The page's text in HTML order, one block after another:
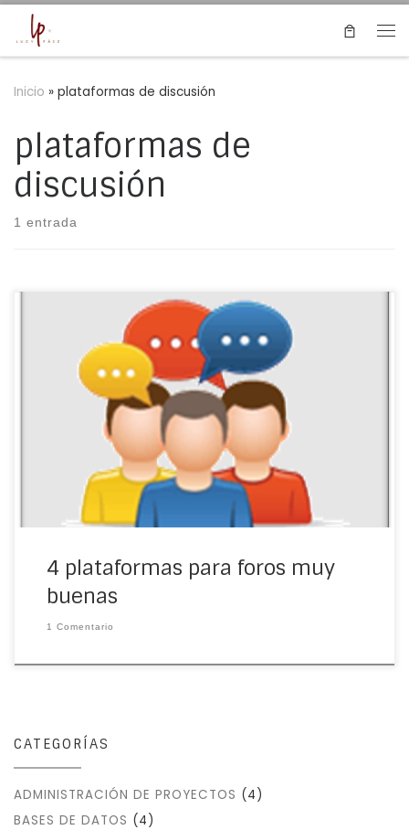
Saltar al contenido
Inicio » plataformas de discusión
plataformas de
discusión
1 entrada
Si tu intensión es tener una comunidad donde las
personas puedan intercambiar opiniones o colaborar
aportando sobre diversos temas necesitas tener dentro
de tu sitio web una herramienta para foro […]
4 plataformas para foros muy
buenas
1 Comentario
CATEGORÍAS
ADMINISTRACIÓN DE PROYECTOS (4)
BASES DE DATOS (4)